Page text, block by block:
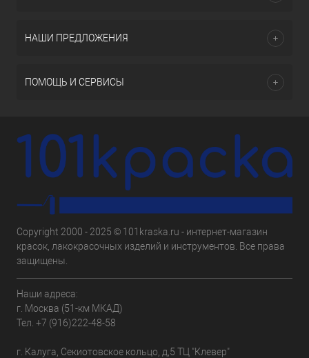
НАШИ ПРЕДЛОЖЕНИЯ
ПОМОЩЬ И СЕРВИСЫ
Copyright 2000 - 2025 © 101kraska.ru - интернет-магазин
красок, лакокрасочных изделий и инструментов. Все права
защищены.
Наши адреса:
г. Москва (51-км МКАД)
Тел. +7 (916)222-48-58
г. Калуга, Секиотовское кольцо, д,5 ТЦ "Клевер"